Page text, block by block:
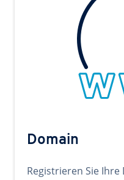
Domain
Registrieren Sie Ihre